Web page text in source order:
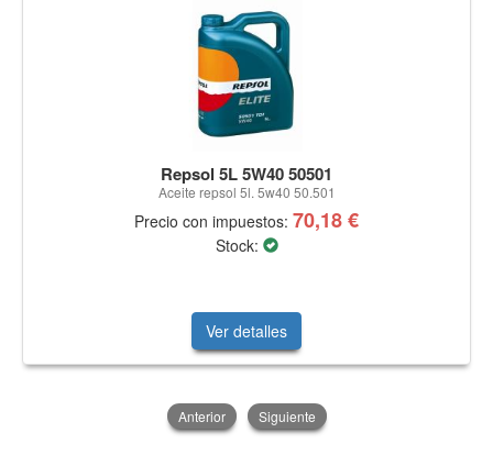
Repsol 5L 5W40 50501
Aceite repsol 5l. 5w40 50.501
Precio con impuestos: 70,18 €
Stock:
Ver detalles
Anterior Siguiente